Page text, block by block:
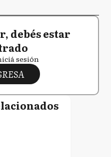
debés estar
sesión